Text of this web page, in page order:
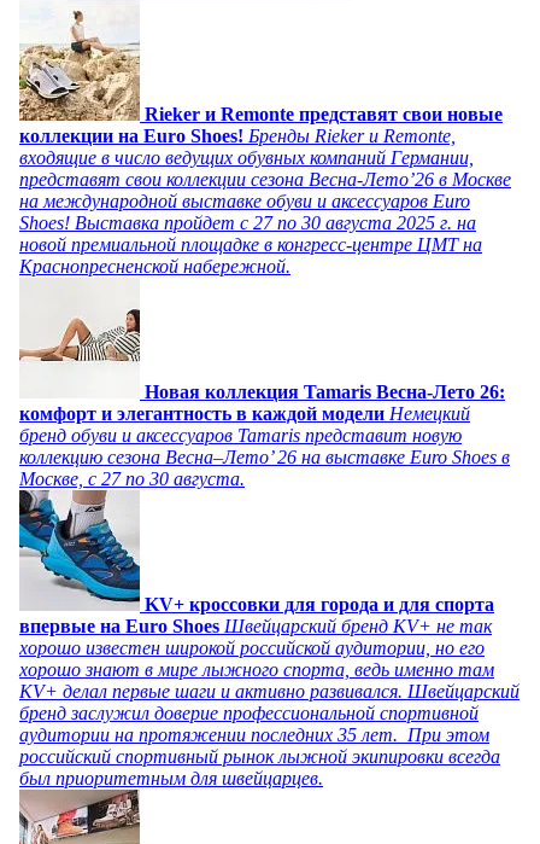
Rieker и Remonte представят свои новые
коллекции на Euro Shoes! Бренды Rieker и Remonte,
входящие в число ведущих обувных компаний Германии,
представят свои коллекции сезона Весна-Лето’26 в Москве
на международной выставке обуви и аксессуаров Euro
Shoes! Выставка пройдет c 27 по 30 августа 2025 г. на
новой премиальной площадке в конгресс-центре ЦМТ на
Краснопресненской набережной.
Новая коллекция Tamaris Весна-Лето 26:
комфорт и элегантность в каждой модели Немецкий
бренд обуви и аксессуаров Tamaris представит новую
коллекцию сезона Весна–Лето’ 26 на выставке Euro Shoes в
Москве, с 27 по 30 августа.
KV+ кроссовки для города и для спорта
впервые на Euro Shoes Швейцарский бренд KV+ не так
хорошо известен широкой российской аудитории, но его
хорошо знают в мире лыжного спорта, ведь именно там
KV+ делал первые шаги и активно развивался. Швейцарский
бренд заслужил доверие профессиональной спортивной
аудитории на протяжении последних 35 лет. При этом
российский спортивный рынок лыжной экипировки всегда
был приоритетным для швейцарцев.